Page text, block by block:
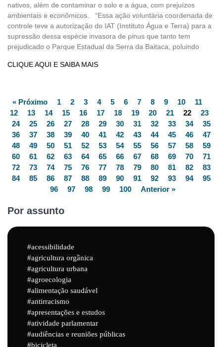
nativos, além de contaminar o solo e a água, com prejuízos
ambientais e econômicos. “Essa ação voluntária coordenada de
controle teve a autorização do IAT (Instituto Água e Terra) para a
supressão dessa espécie invasora de pinus que tanto tem
prejudicado o Parque Estadual da Serra da Baitaca, poluindo
CLIQUE AQUI E SAIBA MAIS
« Próximo 1 2 3 4 5 6 7 8 9 10
11
12
13 14 15 16 17 18 19 20 21 22
23
24
25 26 27 28 29 30 31 32 33 34
35
36
37 38 39 40 41 42 43 44 45 46
47
48
49 50 51 52 53 54 55 56 57 58
59
60
61 62 63 64 65 66 67 68 69 70
71
72
73 74 75 76 77 78 79 80 81 82
83
84
85 86 87 88 89 90 91 92 93 94
95
96
97 98 99 100 Anterior »
Por assunto
acessibilidade
agricultura orgânica
agricultura urbana
agroecologia
alimentação saudável
antirracismo
apresentações e estudos
atividade parlamentar
audiências e reuniões públicas
bicicleta